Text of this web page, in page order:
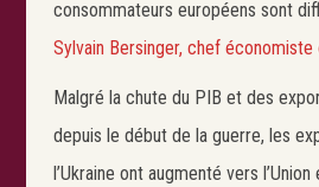
consommateurs européens sont
Sylvain Bersinger, chef
Malgré la chute du PIB et des
depuis le début de la guerre, les
l’Ukraine ont augmenté vers